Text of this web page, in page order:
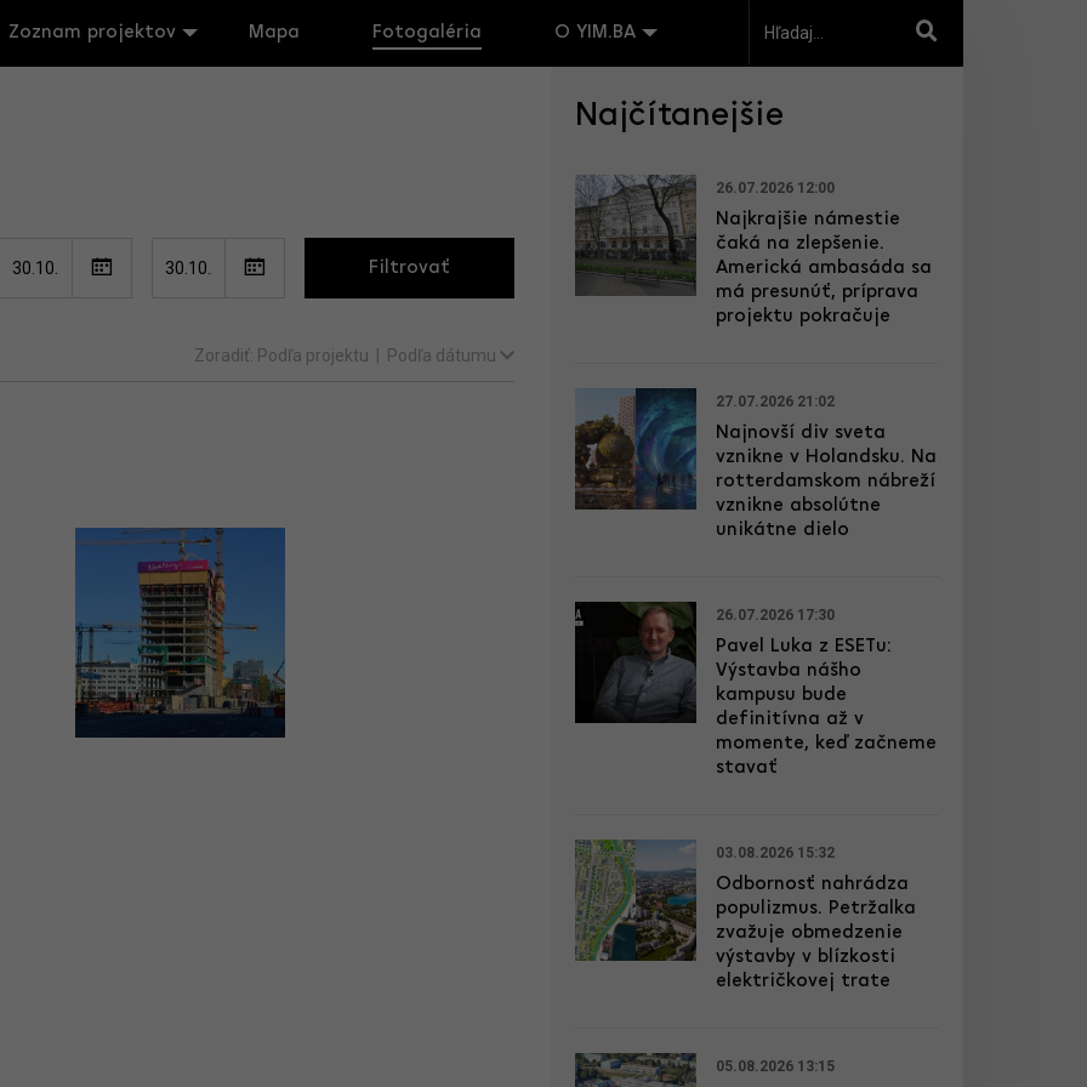
Zoznam projektov Mapa Fotogaléria O YIM.BA
Filtrovať
Zoradiť: Podľa projektu Podľa dátumu
Najčítanejšie
26.07.2026 12:00
Najkrajšie námestie
čaká na zlepšenie.
Americká ambasáda sa
má presunúť, príprava
projektu pokračuje
27.07.2026 21:02
Najnovší div sveta
vznikne v Holandsku. Na
rotterdamskom nábreží
vznikne absolútne
unikátne dielo
26.07.2026 17:30
Pavel Luka z ESETu:
Výstavba nášho
kampusu bude
definitívna až v
momente, keď začneme
stavať
03.08.2026 15:32
Odbornosť nahrádza
populizmus. Petržalka
zvažuje obmedzenie
výstavby v blízkosti
električkovej trate
05.08.2026 13:15